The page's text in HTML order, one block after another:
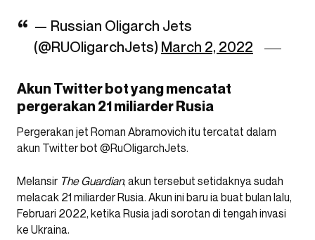
— Russian Oligarch Jets
(@RUOligarchJets) March 2, 2022
Akun Twitter bot yang mencatat
pergerakan 21 miliarder Rusia
Pergerakan jet Roman Abramovich itu tercatat dalam
akun Twitter bot @RuOligarchJets.
Melansir The Guardian, akun tersebut setidaknya sudah
melacak 21 miliarder Rusia. Akun ini baru ia buat bulan lalu,
Februari 2022, ketika Rusia jadi sorotan di tengah invasi
ke Ukraina.